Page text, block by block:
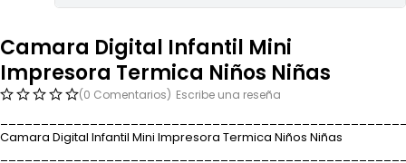
Camara Digital Infantil Mini
Impresora Termica Niños Niñas
(0 Comentarios) Escribe una reseña
Camara Digital Infantil Mini Impresora Termica Niños Niñas